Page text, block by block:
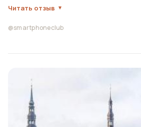
Читать отзыв
@smartphoneclub